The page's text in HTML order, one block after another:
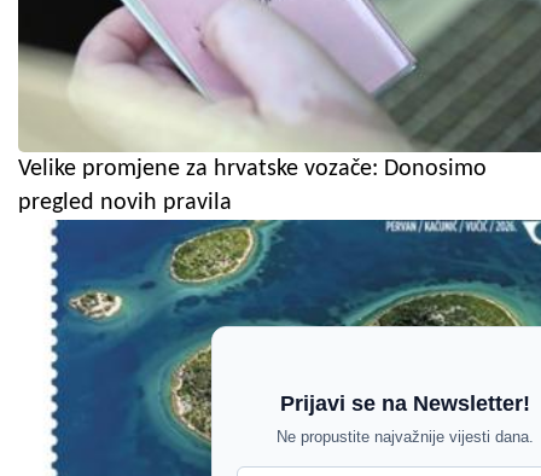
Velike promjene za hrvatske vozače: Donosimo
pregled novih pravila
Prijavi se na Newsletter!
Ne propustite najvažnije vijesti dana.